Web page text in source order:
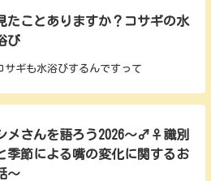
たことありますか？コサギの水
び
サギも水浴びするんですって
メさんを語ろう2026～♂♀識別
季節による嘴の変化に関するお
～